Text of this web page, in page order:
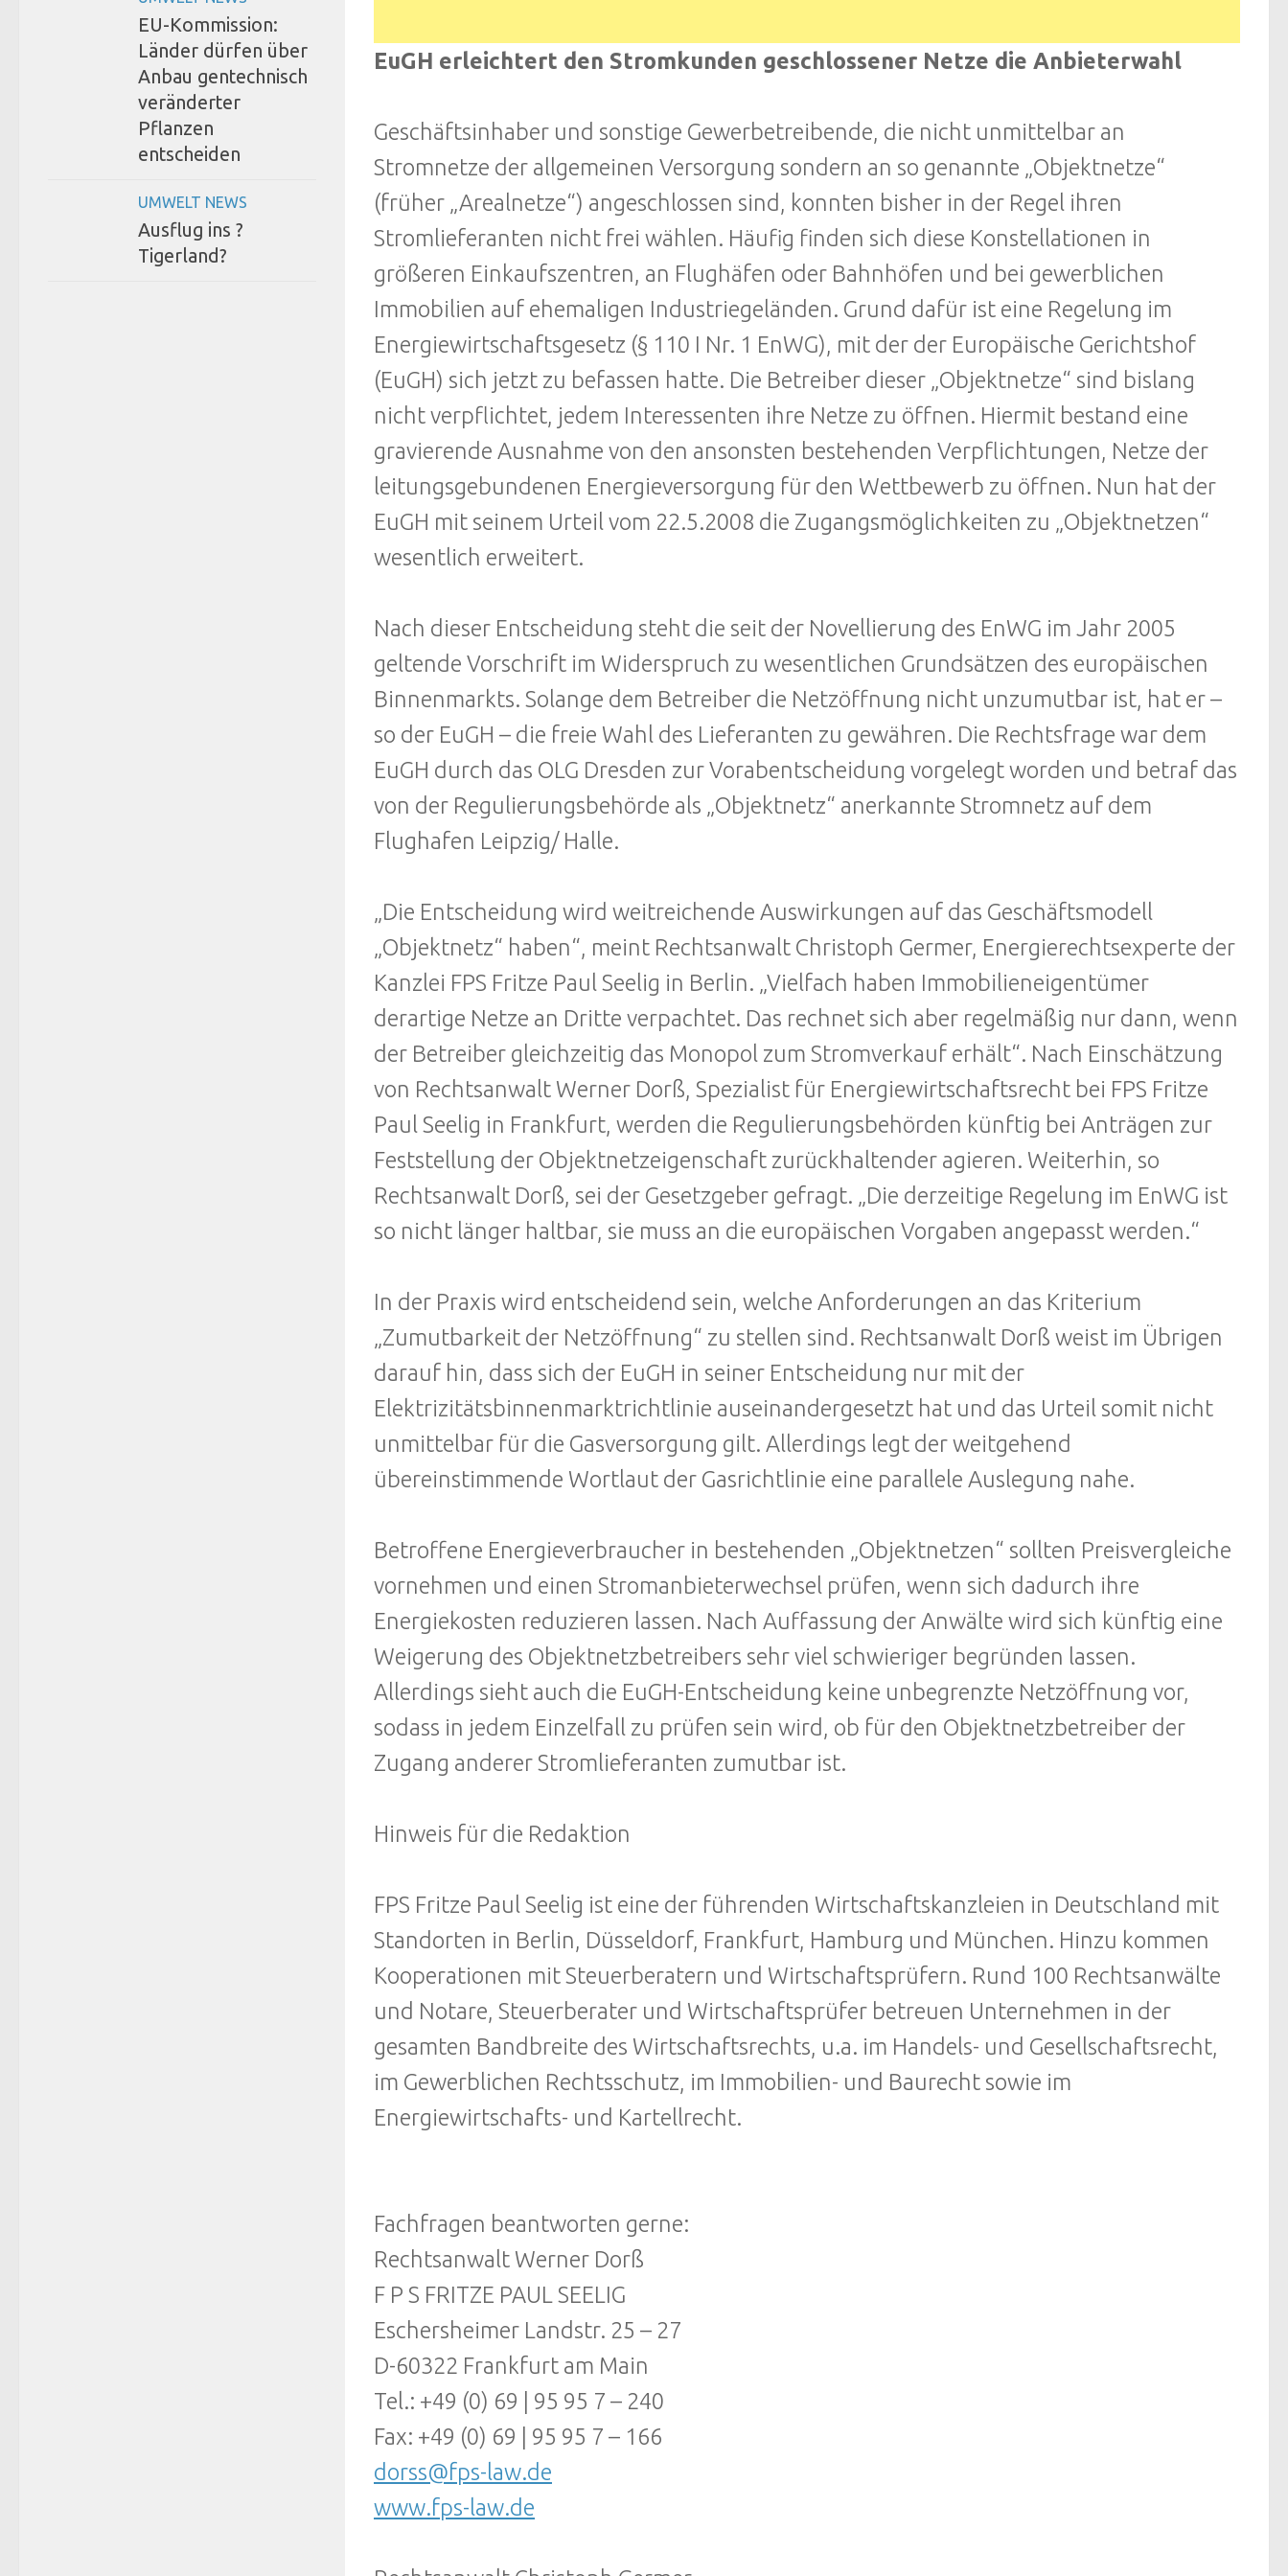
EuGH erleichtert den Stromkunden geschlossener Netze die Anbieterwahl
Geschäftsinhaber und sonstige Gewerbetreibende, die nicht unmittelbar an
Stromnetze der allgemeinen Versorgung sondern an so genannte „Objektnetze“
(früher „Arealnetze“) angeschlossen sind, konnten bisher in der Regel ihren
Stromlieferanten nicht frei wählen. Häufig finden sich diese Konstellationen in
größeren Einkaufszentren, an Flughäfen oder Bahnhöfen und bei gewerblichen
Immobilien auf ehemaligen Industriegeländen. Grund dafür ist eine Regelung im
Energiewirtschaftsgesetz (§ 110 I Nr. 1 EnWG), mit der der Europäische Gerichtshof
(EuGH) sich jetzt zu befassen hatte. Die Betreiber dieser „Objektnetze“ sind bislang
nicht verpflichtet, jedem Interessenten ihre Netze zu öffnen. Hiermit bestand eine
gravierende Ausnahme von den ansonsten bestehenden Verpflichtungen, Netze der
leitungsgebundenen Energieversorgung für den Wettbewerb zu öffnen. Nun hat der
EuGH mit seinem Urteil vom 22.5.2008 die Zugangsmöglichkeiten zu „Objektnetzen“
wesentlich erweitert.
Nach dieser Entscheidung steht die seit der Novellierung des EnWG im Jahr 2005
geltende Vorschrift im Widerspruch zu wesentlichen Grundsätzen des europäischen
Binnenmarkts. Solange dem Betreiber die Netzöffnung nicht unzumutbar ist, hat er –
so der EuGH – die freie Wahl des Lieferanten zu gewähren. Die Rechtsfrage war dem
EuGH durch das OLG Dresden zur Vorabentscheidung vorgelegt worden und betraf das
von der Regulierungsbehörde als „Objektnetz“ anerkannte Stromnetz auf dem
Flughafen Leipzig/ Halle.
„Die Entscheidung wird weitreichende Auswirkungen auf das Geschäftsmodell
„Objektnetz“ haben“, meint Rechtsanwalt Christoph Germer, Energierechtsexperte der
Kanzlei FPS Fritze Paul Seelig in Berlin. „Vielfach haben Immobilieneigentümer
derartige Netze an Dritte verpachtet. Das rechnet sich aber regelmäßig nur dann, wenn
der Betreiber gleichzeitig das Monopol zum Stromverkauf erhält“. Nach Einschätzung
von Rechtsanwalt Werner Dorß, Spezialist für Energiewirtschaftsrecht bei FPS Fritze
Paul Seelig in Frankfurt, werden die Regulierungsbehörden künftig bei Anträgen zur
Feststellung der Objektnetzeigenschaft zurückhaltender agieren. Weiterhin, so
Rechtsanwalt Dorß, sei der Gesetzgeber gefragt. „Die derzeitige Regelung im EnWG ist
so nicht länger haltbar, sie muss an die europäischen Vorgaben angepasst werden.“
In der Praxis wird entscheidend sein, welche Anforderungen an das Kriterium
„Zumutbarkeit der Netzöffnung“ zu stellen sind. Rechtsanwalt Dorß weist im Übrigen
darauf hin, dass sich der EuGH in seiner Entscheidung nur mit der
Elektrizitätsbinnenmarktrichtlinie auseinandergesetzt hat und das Urteil somit nicht
unmittelbar für die Gasversorgung gilt. Allerdings legt der weitgehend
übereinstimmende Wortlaut der Gasrichtlinie eine parallele Auslegung nahe.
Betroffene Energieverbraucher in bestehenden „Objektnetzen“ sollten Preisvergleiche
vornehmen und einen Stromanbieterwechsel prüfen, wenn sich dadurch ihre
Energiekosten reduzieren lassen. Nach Auffassung der Anwälte wird sich künftig eine
Weigerung des Objektnetzbetreibers sehr viel schwieriger begründen lassen.
Allerdings sieht auch die EuGH-Entscheidung keine unbegrenzte Netzöffnung vor,
sodass in jedem Einzelfall zu prüfen sein wird, ob für den Objektnetzbetreiber der
Zugang anderer Stromlieferanten zumutbar ist.
Hinweis für die Redaktion
FPS Fritze Paul Seelig ist eine der führenden Wirtschaftskanzleien in Deutschland mit
Standorten in Berlin, Düsseldorf, Frankfurt, Hamburg und München. Hinzu kommen
Kooperationen mit Steuerberatern und Wirtschaftsprüfern. Rund 100 Rechtsanwälte
und Notare, Steuerberater und Wirtschaftsprüfer betreuen Unternehmen in der
gesamten Bandbreite des Wirtschaftsrechts, u.a. im Handels- und Gesellschaftsrecht,
im Gewerblichen Rechtsschutz, im Immobilien- und Baurecht sowie im
Energiewirtschafts- und Kartellrecht.
Fachfragen beantworten gerne:
Rechtsanwalt Werner Dorß
F P S FRITZE PAUL SEELIG
Eschersheimer Landstr. 25 – 27
D-60322 Frankfurt am Main
Tel.: +49 (0) 69 | 95 95 7 – 240
Fax: +49 (0) 69 | 95 95 7 – 166
dorss@fps-law.de
www.fps-law.de
EU-Kommission:
Länder dürfen über
Anbau gentechnisch
veränderter
Pflanzen
entscheiden
UMWELT NEWS
Ausflug ins ?
Tigerland?